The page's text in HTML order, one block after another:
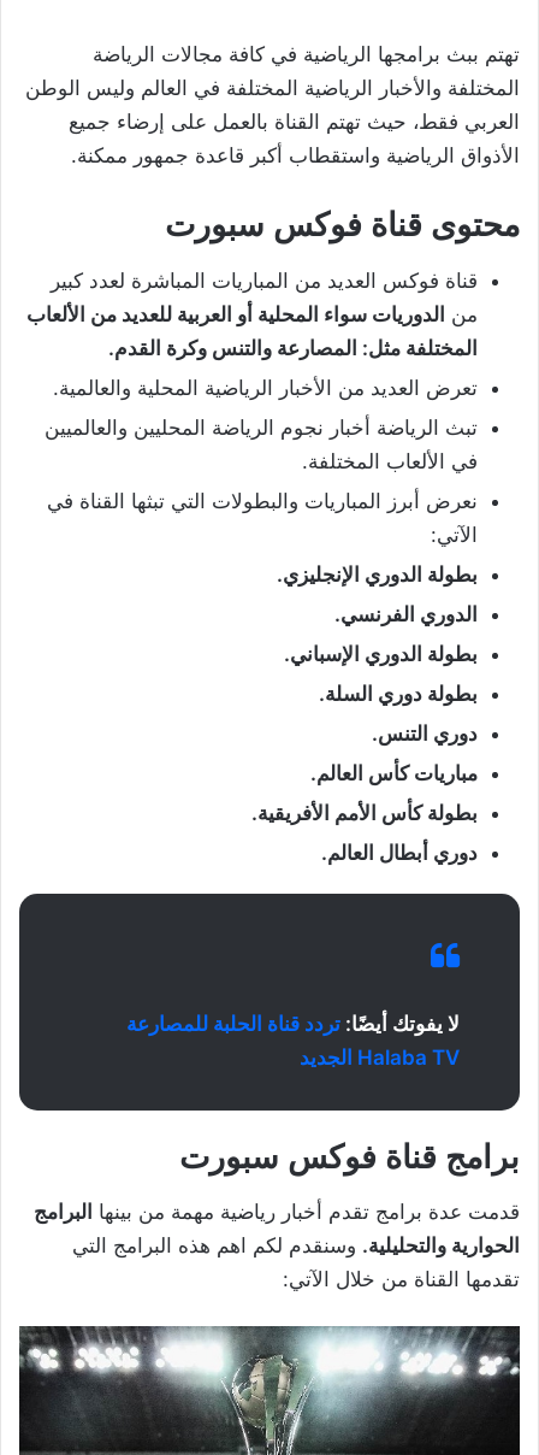
تهتم ببث برامجها الرياضية في كافة مجالات الرياضة
المختلفة والأخبار الرياضية المختلفة في العالم وليس الوطن
العربي فقط، حيث تهتم القناة بالعمل على إرضاء جميع
الأذواق الرياضية واستقطاب أكبر قاعدة جمهور ممكنة.
محتوى قناة فوكس سبورت
قناة فوكس العديد من المباريات المباشرة لعدد كبير
من الدوريات سواء المحلية أو العربية للعديد من الألعاب
المختلفة مثل: المصارعة والتنس وكرة القدم.
تعرض العديد من الأخبار الرياضية المحلية والعالمية.
تبث الرياضة أخبار نجوم الرياضة المحليين والعالميين
في الألعاب المختلفة.
نعرض أبرز المباريات والبطولات التي تبثها القناة في
الآتي:
بطولة الدوري الإنجليزي.
الدوري الفرنسي.
بطولة الدوري الإسباني.
بطولة دوري السلة.
دوري التنس.
مباريات كأس العالم.
بطولة كأس الأمم الأفريقية.
دوري أبطال العالم.
لا يفوتك أيضًا: تردد قناة الحلبة للمصارعة
Halaba TV الجديد
برامج قناة فوكس سبورت
قدمت عدة برامج تقدم أخبار رياضية مهمة من بينها البرامج
الحوارية والتحليلية. وسنقدم لكم اهم هذه البرامج التي
تقدمها القناة من خلال الآتي: